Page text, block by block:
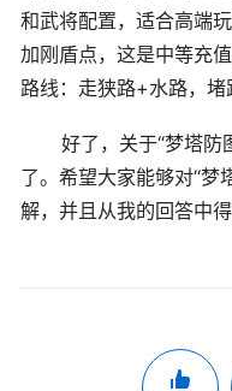
和武将配置，适合高端
加刚盾点，这是中等充
路线：走狭路+水路，堵
好了，关于“梦塔防
了。希望大家能够对“梦
解，并且从我的回答中得